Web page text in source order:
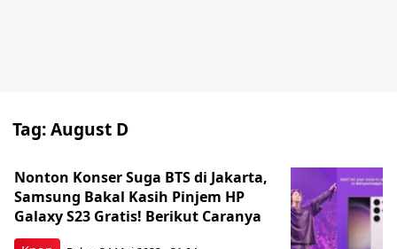
Tag:August D
Nonton Konser Suga BTS di Jakarta,
Samsung Bakal Kasih Pinjem HP
Galaxy S23 Gratis! Berikut Caranya